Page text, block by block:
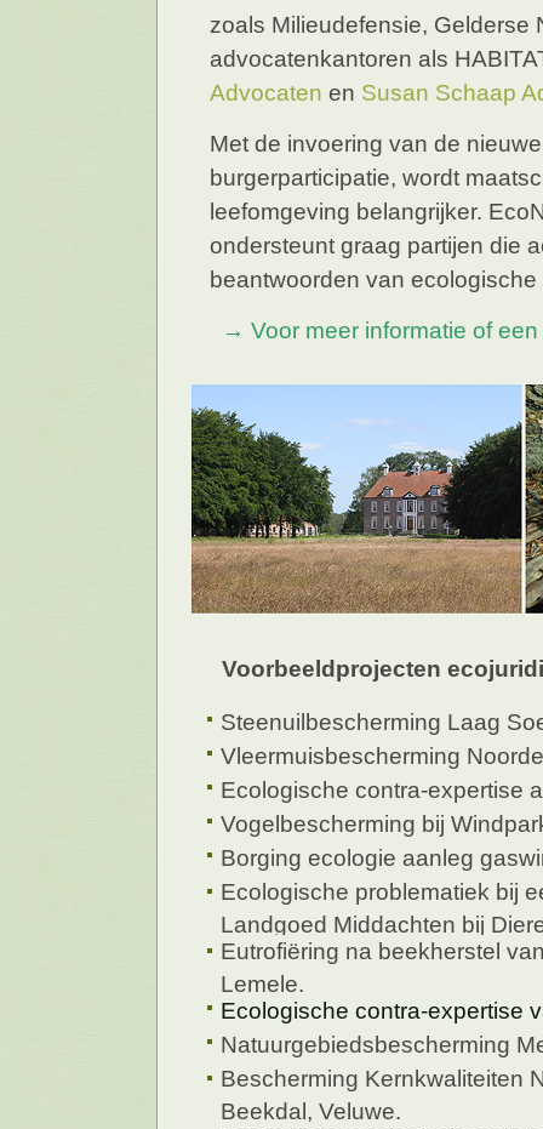
zoals Milieudefensie, Gelderse
advocatenkantoren als
Advocaten en Susan Schaap
Met de invoering van de
burgerparticipatie, wordt
leefomgeving belangrijker.
ondersteunt graag partijen die
beantwoorden van
→ Voor meer informatie of
Voorbeeldprojecten
Steenuilbescherming Laag
Vleermuisbescherming
Ecologische contra-expertise
Vogelbescherming bij
Borging ecologie aanleg
Ecologische problematiek bij
Landgoed Middachten bij
Eutrofiëring na beekherstel
Lemele.
Ecologische contra-expertise
Natuurgebiedsbescherming
Bescherming Kernkwaliteiten
Beekdal, Veluwe.